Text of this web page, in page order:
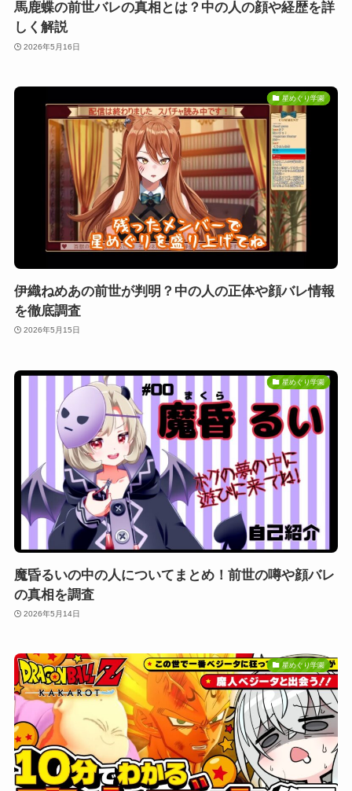
馬鹿蝶の前世バレの真相とは？中の人の顔や経歴を詳
しく解説
2026年5月16日
星めぐり学園
伊織ねめあの前世が判明？中の人の正体や顔バレ情報
を徹底調査
2026年5月15日
星めぐり学園
魔昏るいの中の人についてまとめ！前世の噂や顔バレ
の真相を調査
2026年5月14日
星めぐり学園